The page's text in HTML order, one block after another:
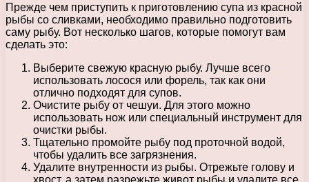
Прежде чем приступить к приготовлению супа из красной
рыбы со сливками, необходимо правильно подготовить
саму рыбу. Вот несколько шагов, которые помогут вам
сделать это:
Выберите свежую красную рыбу. Лучше всего
использовать лосося или форель, так как они
отлично подходят для супов.
Очистите рыбу от чешуи. Для этого можно
использовать нож или специальный инструмент для
очистки рыбы.
Тщательно промойте рыбу под проточной водой,
чтобы удалить все загрязнения.
Удалите внутренности из рыбы. Отрежьте голову и
хвост, а затем разрежьте живот рыбы и удалите все